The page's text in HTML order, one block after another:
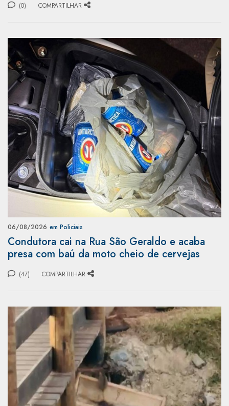
(0) COMPARTILHAR
06/08/2026 em Policiais
Condutora cai na Rua São Geraldo e acaba
presa com baú da moto cheio de cervejas
(47) COMPARTILHAR